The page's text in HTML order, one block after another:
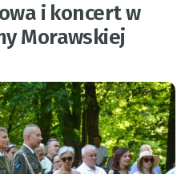
i koncert w
Morawskiej